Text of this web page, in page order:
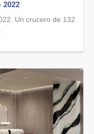
2022
Un crucero de 132